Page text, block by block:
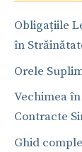
Obligațiile
în
Orele
Vechimea
Contracte
Ghid